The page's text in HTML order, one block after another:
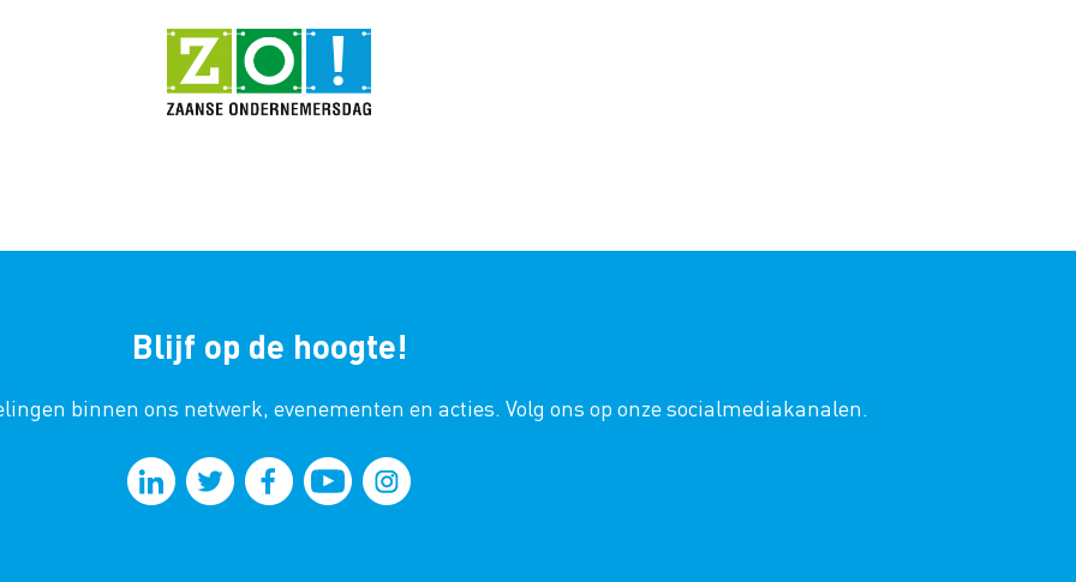
Blijf op de hoogte!
binnen ons netwerk, evenementen en acties. Volg ons op onze socialmediakanalen.